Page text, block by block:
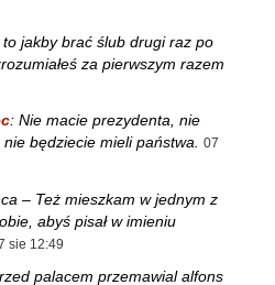
to jakby brać ślub drugi raz po
za pierwszym razem
: Nie macie prezydenta, nie
będziecie mieli państwa.
07
– Też mieszkam w jednym z
abyś pisał w imieniu
sie 12:49
palacem przemawial alfons